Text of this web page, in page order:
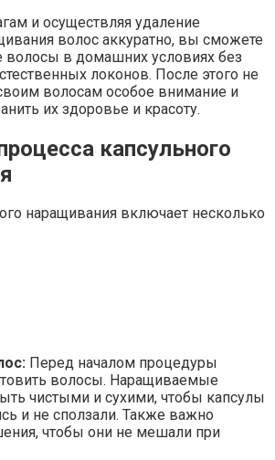
и осуществляя удаление
волос аккуратно, вы сможете
волосы в домашних условиях без
локонов. После этого не
волосам особое внимание и
их здоровье и красоту.
капсульного
наращивания включает несколько
Перед началом процедуры
волосы. Наращиваемые
чистыми и сухими, чтобы капсулы
и не сползали. Также важно
чтобы они не мешали при